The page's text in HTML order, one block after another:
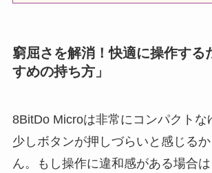
窮屈さを解消！快適に操作する
すめの持ち方」
8BitDo Microは非常にコンパクトな
少しボタンが押しづらいと感じる
ん。もし操作に違和感がある場合